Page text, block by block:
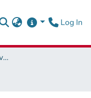
Log In
Johannes Gutenberg-Universität Mainz